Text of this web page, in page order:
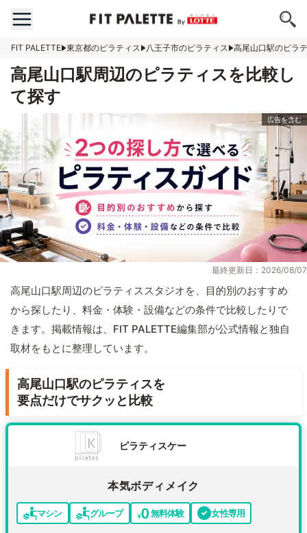
FIT PALETTE 東京都のピラティス 八王子市のピラティス 高尾山口駅のピラ
高尾山口駅周辺のピラティスを比較し
て探す
最終更新日：2026/08/07
高尾山口駅周辺のピラティススタジオを、目的別のおすすめ
から探したり、料金・体験・設備などの条件で比較したりで
きます。掲載情報は、FIT PALETTE編集部が公式情報と独自
取材をもとに整理しています。
高尾山口駅のピラティスを
要点だけでサクッと比較
ピラティスケー
本気ボディメイク
マシン グループ 無料体験 女性専用